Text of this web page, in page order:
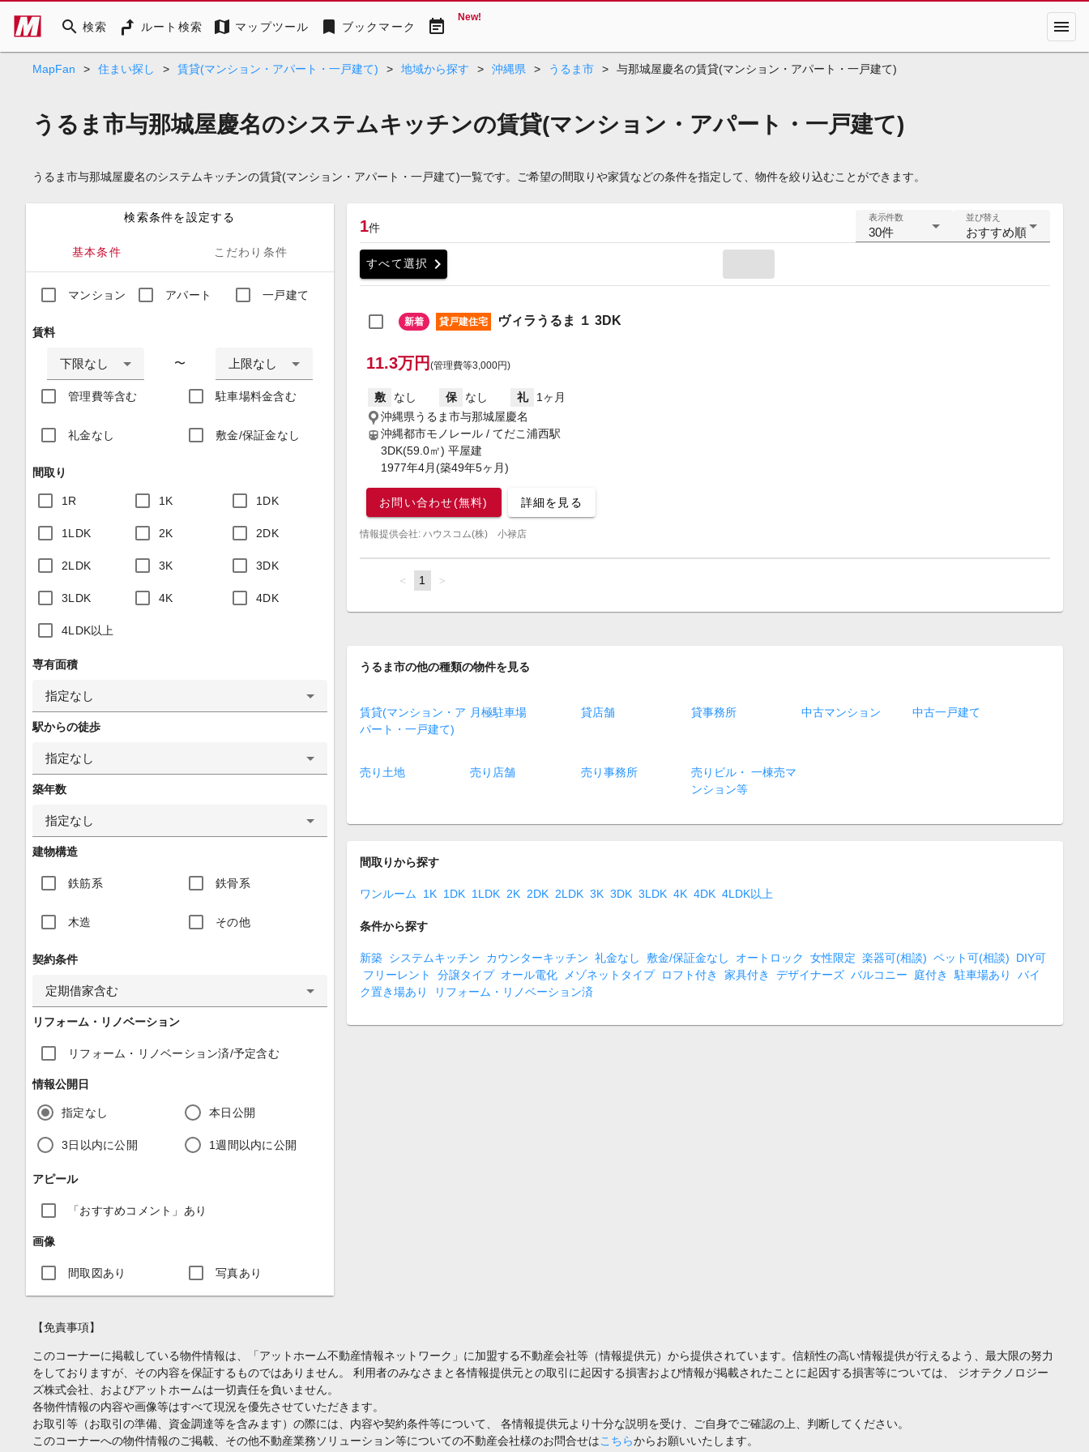
search 検索 ルート検索 map マップツール bookmark ブックマーク event_note New! menu
MapFan > 住まい探し > 賃貸(マンション・アパート・一戸建て) > 地域から探す > 沖縄県 > うるま市 > 与那城屋慶名の賃貸(マンション・アパート・一戸建て)
うるま市与那城屋慶名のシステムキッチンの賃貸(マンション・アパート・一戸建て)
うるま市与那城屋慶名のシステムキッチンの賃貸(マンション・アパート・一戸建て)一覧です。ご希望の間取りや家賃などの条件を指定して、物件を絞り込むことができます。
検索条件を設定する
基本条件 こだわり条件
マンション アパート 一戸建て
賃料
下限なし 〜 上限なし
管理費等含む 駐車場料金含む
礼金なし 敷金/保証金なし
間取り
1R 1K 1DK
1LDK 2K 2DK
2LDK 3K 3DK
3LDK 4K 4DK
4LDK以上
専有面積
指定なし
駅からの徒歩
指定なし
築年数
指定なし
建物構造
鉄筋系 鉄骨系
木造 その他
契約条件
定期借家含む
リフォーム・リノベーション
リフォーム・リノベーション済/予定含む
情報公開日
指定なし 本日公開
3日以内に公開 1週間以内に公開
アピール
「おすすめコメント」あり
画像
間取図あり 写真あり
1件
表示件数
30件
並び替え
おすすめ順
すべて選択 chevron_right
新着 貸戸建住宅 ヴィラうるま １ 3DK
11.3万円 (管理費等3,000円)
敷 なし 保 なし 礼
1ヶ月
沖縄県うるま市与那城屋慶名
沖縄都市モノレール / てだこ浦西駅
3DK(59.0㎡) 平屋建
1977年4月(築49年5ヶ月)
お問い合わせ(無料) 詳細を見る
情報提供会社: ハウスコム(株) 小禄店
page
You're
page
1 page
うるま市の他の種類の物件を見る
賃貸(マンション・ア
パート・一戸建て)
月極駐車場 貸店舗 貸事務所 中古マンション 中古一戸建て
売り土地 売り店舗 売り事務所
売りビル・ 一棟売マ
ンション等
間取りから探す
ワンルーム 1K 1DK 1LDK 2K 2DK 2LDK 3K 3DK 3LDK 4K 4DK 4LDK以上
条件から探す
新築 システムキッチン カウンターキッチン 礼金なし 敷金/保証金なし オートロック 女性限定 楽器可(相談) ペット可(相談)
DIY可
フリーレント
分譲タイプ オール電化 メゾネットタイプ ロフト付き 家具付き デザイナーズ バルコニー 庭付き 駐車場あり
バイ
ク置き場あり
リフォーム・リノベーション済
【免責事項】
このコーナーに掲載している物件情報は、「アットホーム不動産情報ネットワーク」に加盟する不動産会社等（情報提供元）から提供されています。信頼性の高い情報提供が行えるよう、最大限の努力
をしておりますが、その内容を保証するものではありません。 利用者のみなさまと各情報提供元との取引に起因する損害および情報が掲載されたことに起因する損害等については、 ジオテクノロジー
ズ株式会社、およびアットホームは一切責任を負いません。
各物件情報の内容や画像等はすべて現況を優先させていただきます。
お取引等（お取引の準備、資金調達等を含みます）の際には、内容や契約条件等について、 各情報提供元より十分な説明を受け、ご自身でご確認の上、判断してください。
このコーナーへの物件情報のご掲載、その他不動産業務ソリューション等についての不動産会社様のお問合せはこちらからお願いいたします。